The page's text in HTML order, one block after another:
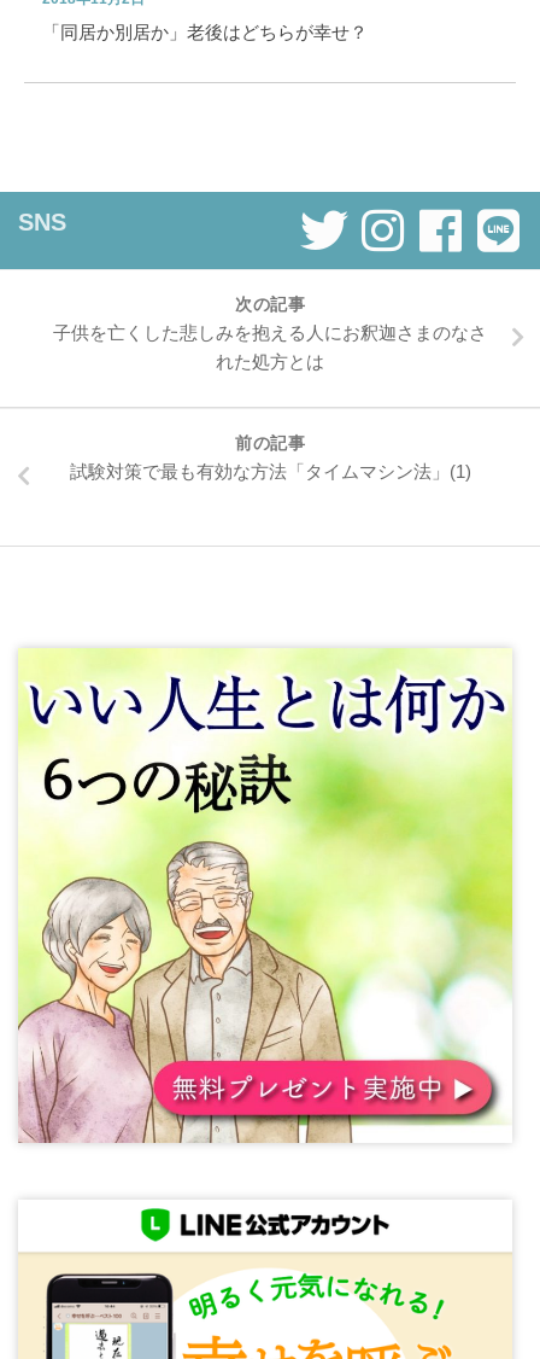
「同居か別居か」老後はどちらが幸せ？
SNS
次の記事
子供を亡くした悲しみを抱える人にお釈迦さまのなさ
れた処方とは
前の記事
試験対策で最も有効な方法「タイムマシン法」(1)